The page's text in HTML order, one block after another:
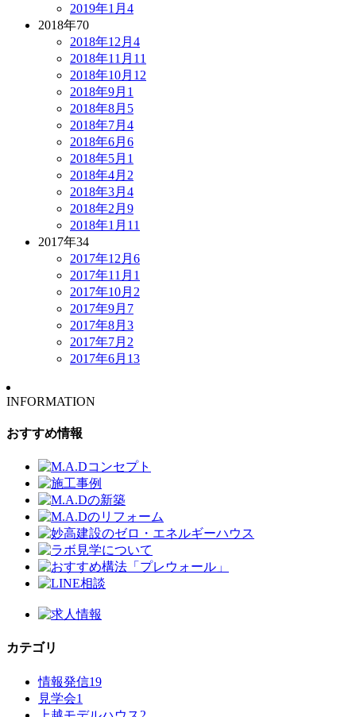
2019年1月 4
2018年70
2018年12月 4
2018年11月 11
2018年10月 12
2018年9月 1
2018年8月 5
2018年7月 4
2018年6月 6
2018年5月 1
2018年4月 2
2018年3月 4
2018年2月 9
2018年1月 11
2017年34
2017年12月 6
2017年11月 1
2017年10月 2
2017年9月 7
2017年8月 3
2017年7月 2
2017年6月 13
INFORMATION
おすすめ情報
カテゴリ
情報発信19
見学会1